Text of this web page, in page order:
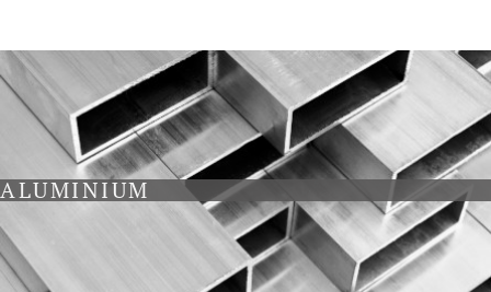
ALUMINIUM